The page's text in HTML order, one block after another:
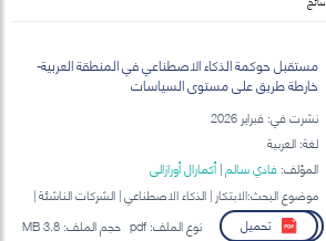
مستقبل حوكمة الذكاء الاصطناعي في المنطقة العربية-
خارطة طريق على مستوى السياسات
نشرت في: فبراير 2026
لغة: العربية
المؤلف: فادي سالم| أكمارال أورازالي
موضوع البحث:الابتكار | الذكاء الاصطناعي | الشركات الناشئة |
الحوكمة الرقمية
تحميل نوع الملف: حجم الملف: